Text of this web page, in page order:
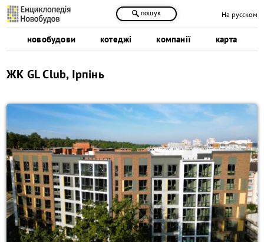
новобудови котеджі компанії карта
пошук На русском
ЖК GL Club, Ірпінь